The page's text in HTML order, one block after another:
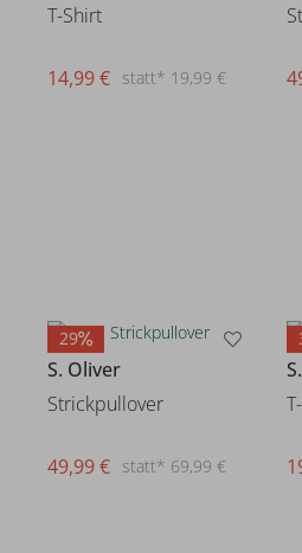
T-Shirt
statt* 19,99 €
14,99 €
29
S. Oliver
Strickpullover
statt* 69,99 €
49,99 €